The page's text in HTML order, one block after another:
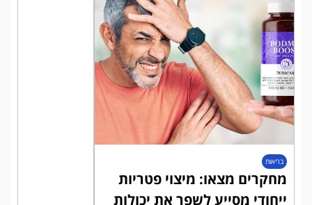
בריאות
מחקרים מצאו: מיצוי פטריות
ייחודי מסייע לשפר את יכולות